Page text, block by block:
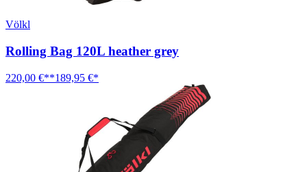
Völkl
Rolling Bag 120L heather grey
220,00 €**189,95 €*